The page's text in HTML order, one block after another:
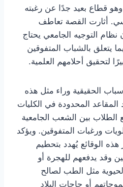
قطاع بعيد جدًا عن رغبته
أثارت القصة تعاطف
نظام التوجيه الجامعي يحتاج
يتعلق بالشباب المتفوقين
لتحقيق أحلامهم العلمية.
الحقيقية وراء مثل هذه
المقاعد المحدودة في الكليات
الطلاب بين الشعب الجامعية
ورغبات المتفوقين. ويؤكد
الوقائع يُهدد بتحطيم
وقد يدفعهم للهجرة أو
مثل الطب لصالح
أو حاجات البلاد